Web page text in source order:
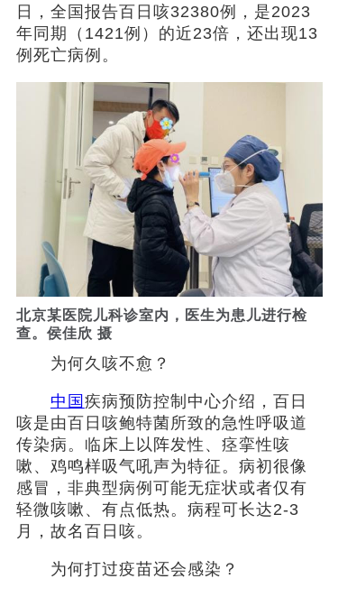
健康
日，全国报告百日咳32380例，是2023
年同期（1421例）的近23倍，还出现13
例死亡病例。
北京某医院儿科诊室内，医生为患儿进行检
查。侯佳欣 摄
为何久咳不愈？
中国 疾病预防控制中心介绍，百日
咳是由百日咳鲍特菌所致的急性呼吸道
传染病。临床上以阵发性、痉挛性咳
嗽、鸡鸣样吸气吼声为特征。病初很像
感冒，非典型病例可能无症状或者仅有
轻微咳嗽、有点低热。病程可长达2-3
月，故名百日咳。
为何打过疫苗还会感染？